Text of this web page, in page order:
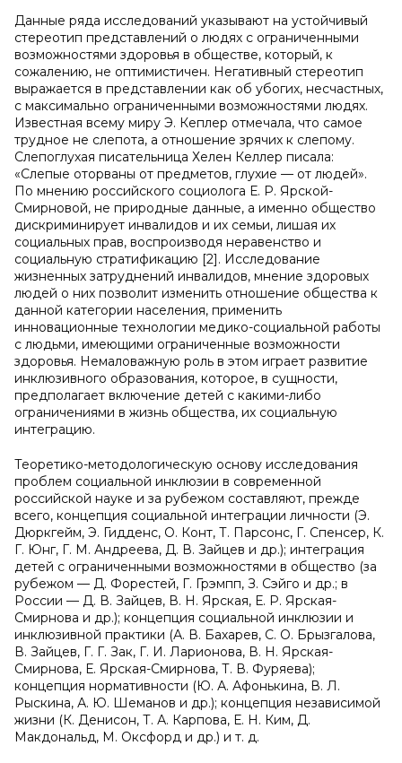
Данные ряда исследований указывают на устойчивый
стереотип представлений о людях с ограниченными
возможностями здоровья в обществе, который, к
сожалению, не оптимистичен. Негативный стереотип
выражается в представлении как об убогих, несчастных,
с максимально ограниченными возможностями людях.
Известная всему миру Э. Кеплер отмечала, что самое
трудное не слепота, а отношение зрячих к слепому.
Слепоглухая писательница Хелен Келлер писала:
«Слепые оторваны от предметов, глухие — от людей».
По мнению российского социолога Е. Р. Ярской-
Смирновой, не природные данные, а именно общество
дискриминирует инвалидов и их семьи, лишая их
социальных прав, воспроизводя неравенство и
социальную стратификацию [2]. Исследование
жизненных затруднений инвалидов, мнение здоровых
людей о них позволит изменить отношение общества к
данной категории населения, применить
инновационные технологии медико-социальной работы
с людьми, имеющими ограниченные возможности
здоровья. Немаловажную роль в этом играет развитие
инклюзивного образования, которое, в сущности,
предполагает включение детей с какими-либо
ограничениями в жизнь общества, их социальную
интеграцию.
Теоретико-методологическую основу исследования
проблем социальной инклюзии в современной
российской науке и за рубежом составляют, прежде
всего, концепция социальной интеграции личности (Э.
Дюркгейм, Э. Гидденс, О. Конт, Т. Парсонс, Г. Спенсер, К.
Г. Юнг, Г. М. Андреева, Д. В. Зайцев и др.); интеграция
детей с ограниченными возможностями в общество (за
рубежом — Д. Форестей, Г. Грэмпп, З. Сэйго и др.; в
России — Д. В. Зайцев, В. Н. Ярская, Е. Р. Ярская-
Смирнова и др.); концепция социальной инклюзии и
инклюзивной практики (А. В. Бахарев, С. О. Брызгалова,
В. Зайцев, Г. Г. Зак, Г. И. Ларионова, В. Н. Ярская-
Смирнова, Е. Ярская-Смирнова, Т. В. Фуряева);
концепция нормативности (Ю. А. Афонькина, В. Л.
Рыскина, А. Ю. Шеманов и др.); концепция независимой
жизни (К. Денисон, Т. А. Карпова, Е. Н. Ким, Д.
Макдональд, М. Оксфорд и др.) и т. д.